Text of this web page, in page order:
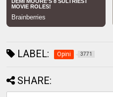
LABEL: Opini 3771
SHARE: